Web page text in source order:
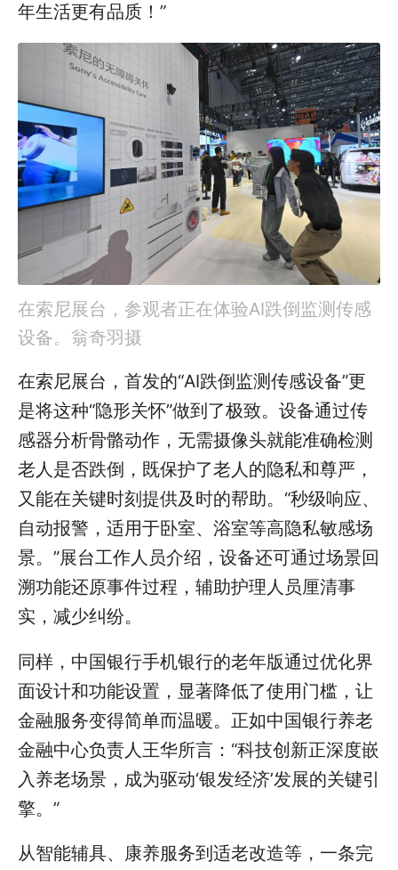
年生活更有品质！”
在索尼展台，参观者正在体验AI跌倒监测传感
设备。翁奇羽摄
在索尼展台，首发的“AI跌倒监测传感设备”更
是将这种“隐形关怀”做到了极致。设备通过传
感器分析骨骼动作，无需摄像头就能准确检测
老人是否跌倒，既保护了老人的隐私和尊严，
又能在关键时刻提供及时的帮助。“秒级响应、
自动报警，适用于卧室、浴室等高隐私敏感场
景。”展台工作人员介绍，设备还可通过场景回
溯功能还原事件过程，辅助护理人员厘清事
实，减少纠纷。
同样，中国银行手机银行的老年版通过优化界
面设计和功能设置，显著降低了使用门槛，让
金融服务变得简单而温暖。正如中国银行养老
金融中心负责人王华所言：“科技创新正深度嵌
入养老场景，成为驱动‘银发经济’发展的关键引
擎。”
从智能辅具、康养服务到适老改造等，一条完